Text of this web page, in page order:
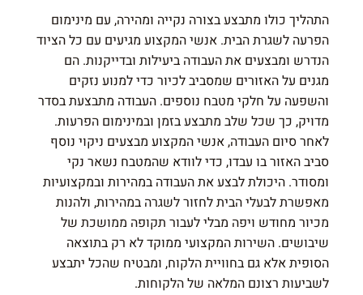
התהליך כולו מתבצע בצורה נקייה ומהירה, עם מינימום
הפרעה לשגרת הבית. אנשי המקצוע מגיעים עם כל הציוד
הנדרש ומבצעים את העבודה ביעילות ובדייקנות. הם
מגנים על האזורים שמסביב לכיור כדי למנוע נזקים
והשפעה על חלקי מטבח נוספים. העבודה מתבצעת בסדר
מדויק, כך שכל שלב מתבצע בזמן ובמינימום הפרעות.
לאחר סיום העבודה, אנשי המקצוע מבצעים ניקוי נוסף
סביב האזור בו עבדו, כדי לוודא שהמטבח נשאר נקי
ומסודר. היכולת לבצע את העבודה במהירות ובמקצועיות
מאפשרת לבעלי הבית לחזור לשגרה במהירות, ולהנות
מכיור מחודש ויפה מבלי לעבור תקופה ממושכת של
שיבושים. השירות המקצועי ממוקד לא רק בתוצאה
הסופית אלא גם בחוויית הלקוח, ומבטיח שהכל יתבצע
לשביעות רצונם המלאה של הלקוחות.